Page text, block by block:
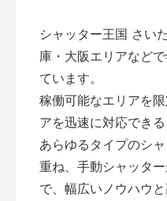
シャッター王国 さい
庫・大阪エリアなど
ています。
稼働可能なエリアを
アを迅速に対応できる
あらゆるタイプのシ
重ね、手動シャッタ
で、幅広いノウハウ